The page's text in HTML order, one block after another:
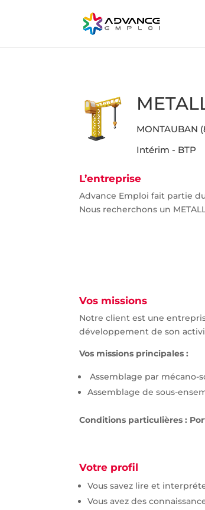
MONTAUBAN
Intérim - BTP
L’entreprise
Advance Emploi fait partie
Nous recherchons un
Vos missions
Notre client est une
développement de son
Vos missions principales :
Assemblage par mécano-
Assemblage de sous-
Conditions particulières :
Votre profil
Vous savez lire et
Vous avez des